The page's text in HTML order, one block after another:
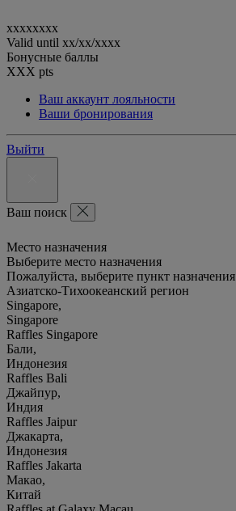
xxxxxxxx
Valid until xx/xx/xxxx
Бонусные баллы
XXX pts
Ваш аккаунт лояльности
Ваши бронирования
Выйти
Ваш поиск
Место назначения
Выберите место назначения
Пожалуйста, выберите пункт назначения
Азиатско-Тихоокеанский регион
Singapore,
Singapore
Raffles Singapore
Бали,
Индонезия
Raffles Bali
Джайпур,
Индия
Raffles Jaipur
Джакарта,
Индонезия
Raffles Jakarta
Макао,
Китай